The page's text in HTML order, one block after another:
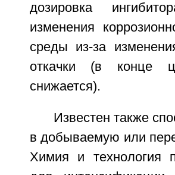
дозировка
изменения
среды из-за
откачки (в конце
снижается).
Известен также
в добываемую или
Химия и технология